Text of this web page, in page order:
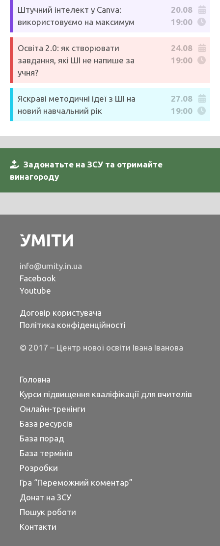
Штучний інтелект у Canva:
використовуємо на максимум
20.08
19:00
Освіта 2.0: як створювати
завдання, які ШІ не напише за
учня?
24.08
19:00
Яскраві методичні ідеї з ШІ на
новий навчальний рік
27.08
19:00
Задонатьте на ЗСУ та отримайте
винагороду
info@umity.in.ua
Facebook
Youtube
Договір користувача
Політика конфіденційності
© 2017 – Центр нової освіти Івана Іванова
Головна
Курси підвищення кваліфікації для вчителів
Онлайн-тренінги
База ресурсів
База порад
База термінів
Розробки
Гра “Переможний коментар”
Донат на ЗСУ
Пошук роботи
Контакти